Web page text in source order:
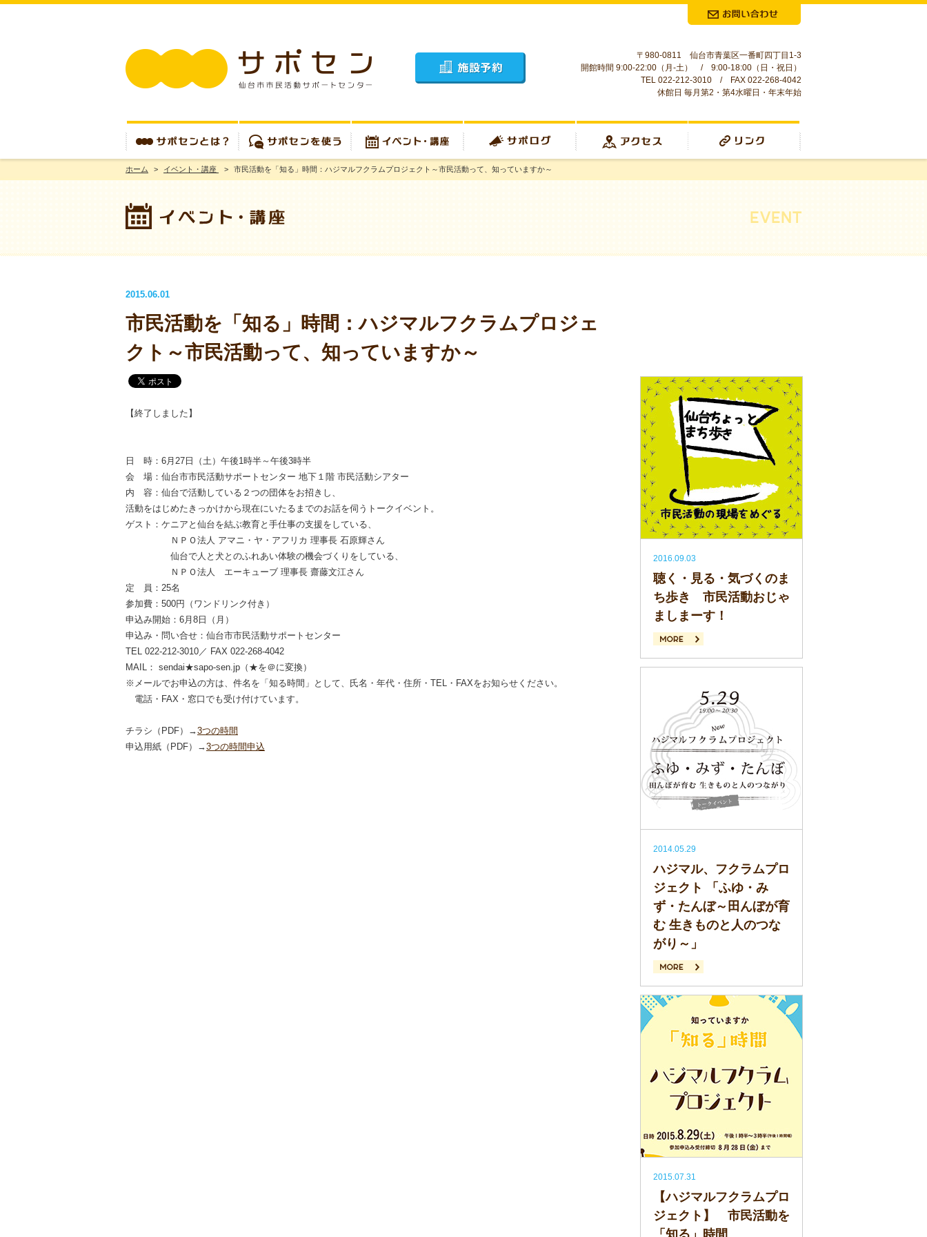
〒980-0811 仙台市青葉区一番町四丁目1-3
開館時間 9:00-22:00（月-土） / 9:00-18:00（日・祝日）
TEL 022-212-3010 / FAX 022-268-4042
休館日 毎月第2・第4水曜日・年末年始
サポセンとは？ サポセンを使う イベント・講座 サポログ アクセス リンク
ホーム > イベント・講座 > 市民活動を「知る」時間：ハジマルフクラムプロジェクト～市民活動って、知っていますか～
2015.06.01
市民活動を「知る」時間：ハジマルフクラムプロジェ
クト～市民活動って、知っていますか～
【終了しました】
日 時：6月27日（土）午後1時半～午後3時半
会 場：仙台市市民活動サポートセンター 地下１階 市民活動シアター
内 容：仙台で活動している２つの団体をお招きし、
活動をはじめたきっかけから現在にいたるまでのお話を伺うトークイベント。
ゲスト：ケニアと仙台を結ぶ教育と手仕事の支援をしている、
ＮＰＯ法人 アマニ・ヤ・アフリカ 理事長 石原輝さん
仙台で人と犬とのふれあい体験の機会づくりをしている、
ＮＰＯ法人 エーキューブ 理事長 齋藤文江さん
定 員：25名
参加費：500円（ワンドリンク付き）
申込み開始：6月8日（月）
申込み・問い合せ：仙台市市民活動サポートセンター
TEL 022-212-3010／ FAX 022-268-4042
MAIL： sendai★sapo-sen.jp（★を＠に変換）
※メールでお申込の方は、件名を「知る時間」として、氏名・年代・住所・TEL・FAXをお知らせください。
電話・FAX・窓口でも受け付けています。
チラシ（PDF）→3つの時間
申込用紙（PDF）→3つの時間申込
2016.09.03
聴く・見る・気づくのま
ち歩き 市民活動おじゃ
ましまーす！
続きを読む
2014.05.29
ハジマル、フクラムプロ
ジェクト 「ふゆ・み
ず・たんぼ～田んぼが育
む 生きものと人のつな
がり～」
続きを読む
2015.07.31
【ハジマルフクラムプロ
ジェクト】 市民活動を
「知る」時間